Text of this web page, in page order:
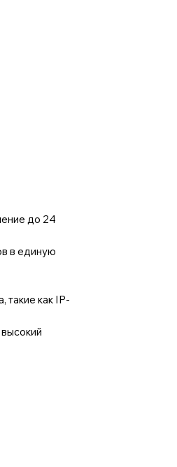
до 24
в единую
такие как IP-